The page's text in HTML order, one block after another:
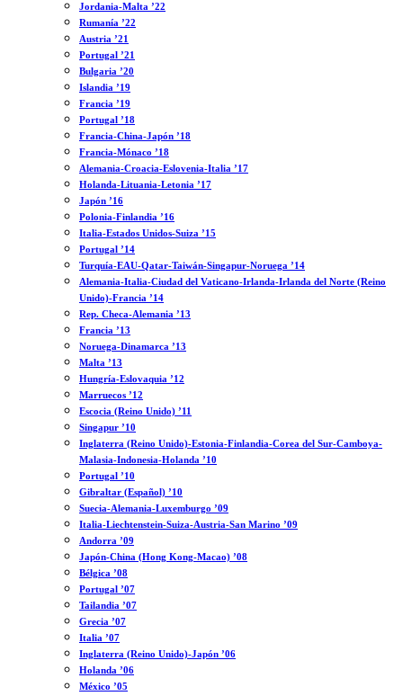
Jordania-Malta ’22
Rumanía ’22
Austria ’21
Portugal ’21
Bulgaria ’20
Islandia ’19
Francia ’19
Portugal ’18
Francia-China-Japón ’18
Francia-Mónaco ’18
Alemania-Croacia-Eslovenia-Italia ’17
Holanda-Lituania-Letonia ’17
Japón ’16
Polonia-Finlandia ’16
Italia-Estados Unidos-Suiza ’15
Portugal ’14
Turquía-EAU-Qatar-Taiwán-Singapur-Noruega ’14
Alemania-Italia-Ciudad del Vaticano-Irlanda-Irlanda del Norte (Reino
Unido)-Francia ’14
Rep. Checa-Alemania ’13
Francia ’13
Noruega-Dinamarca ’13
Malta ’13
Hungría-Eslovaquia ’12
Marruecos ’12
Escocia (Reino Unido) ’11
Singapur ’10
Inglaterra (Reino Unido)-Estonia-Finlandia-Corea del Sur-Camboya-
Malasia-Indonesia-Holanda ’10
Portugal ’10
Gibraltar (Español) ’10
Suecia-Alemania-Luxemburgo ’09
Italia-Liechtenstein-Suiza-Austria-San Marino ’09
Andorra ’09
Japón-China (Hong Kong-Macao) ’08
Bélgica ’08
Portugal ’07
Tailandia ’07
Grecia ’07
Italia ’07
Inglaterra (Reino Unido)-Japón ’06
Holanda ’06
México ’05